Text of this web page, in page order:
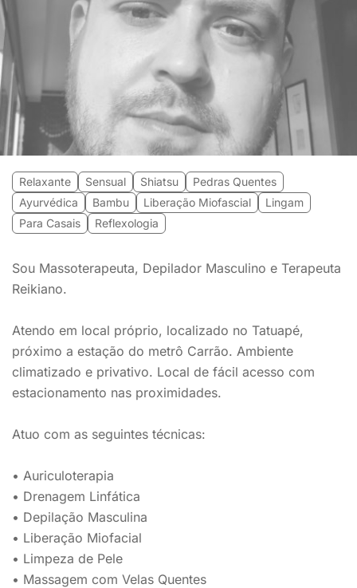
Relaxante Sensual Shiatsu
Pedras Quentes
Ayurvédica
Bambu Liberação Miofascial
Lingam
Para Casais
Reflexologia
Sou Massoterapeuta, Depilador Masculino e Terapeuta
Reikiano.
Atendo em local próprio, localizado no Tatuapé,
próximo a estação do metrô Carrão. Ambiente
climatizado e privativo. Local de fácil acesso com
estacionamento nas proximidades.
Atuo com as seguintes técnicas:
• Auriculoterapia
• Drenagem Linfática
• Depilação Masculina
• Liberação Miofacial
• Limpeza de Pele
• Massagem com Velas Quentes